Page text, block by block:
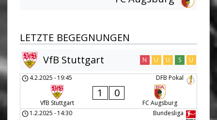
LETZTE BEGEGNUNGEN
VfB Stuttgart
N U U S U
DFB Pokal
4.2.2025 -19:45
VfB Stuttgart
1 0
FC Augsburg
Bundesliga
1.2.2025 -14:30